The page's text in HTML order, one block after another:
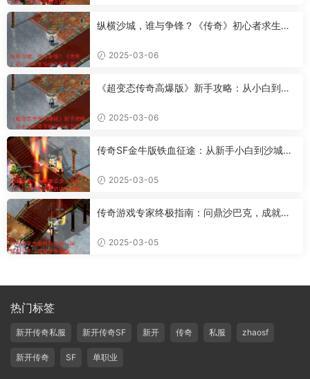
纵横沙城，谁与争锋？《传奇》初心者求生指
2025-03-06
《超变态传奇高爆版》新手攻略：从小白到骨
2025-03-06
传奇SF金牛版铁血征途：从新手小白到沙城霸
2025-03-05
传奇游戏专家终极指南：问鼎沙巴克，成就传
2025-03-05
热门标签
新开传奇私服 新开传奇SF 新开 传奇 私服 zhaosf
新开传奇 SF 单职业